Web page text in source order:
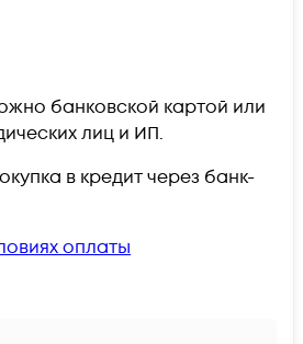
банковской картой или
лиц и ИП.
в кредит через банк-
оплаты